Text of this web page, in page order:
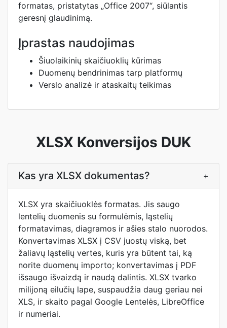
formatas, pristatytas „Office 2007“, siūlantis
geresnį glaudinimą.
Įprastas naudojimas
Šiuolaikinių skaičiuoklių kūrimas
Duomenų bendrinimas tarp platformų
Verslo analizė ir ataskaitų teikimas
XLSX Konversijos DUK
Kas yra XLSX dokumentas? +
XLSX yra skaičiuoklės formatas. Jis saugo
lentelių duomenis su formulėmis, ląstelių
formatavimas, diagramos ir ašies stalo nuorodos.
Konvertavimas XLSX į CSV juostų viską, bet
žaliavų ląstelių vertes, kuris yra būtent tai, ką
norite duomenų importo; konvertavimas į PDF
išsaugo išvaizdą ir naudą dalintis. XLSX tvarko
milijoną eilučių lape, suspaudžia daug geriau nei
XLS, ir skaito pagal Google Lentelės, LibreOffice
ir numeriai.